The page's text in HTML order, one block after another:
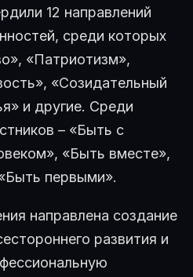
12 направлений
среди которых
«Патриотизм»,
«Созидательный
и другие. Среди
– «Быть с
«Быть вместе»,
первыми».
направлена создание
развития и